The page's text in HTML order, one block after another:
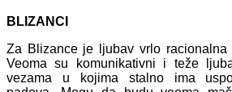
BLIZANCI
Za Blizance je ljubav vrlo racionalna
Veoma su komunikativni i teže
vezama u kojima stalno ima